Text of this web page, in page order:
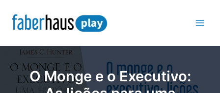
para
O Monge e o Executivo: